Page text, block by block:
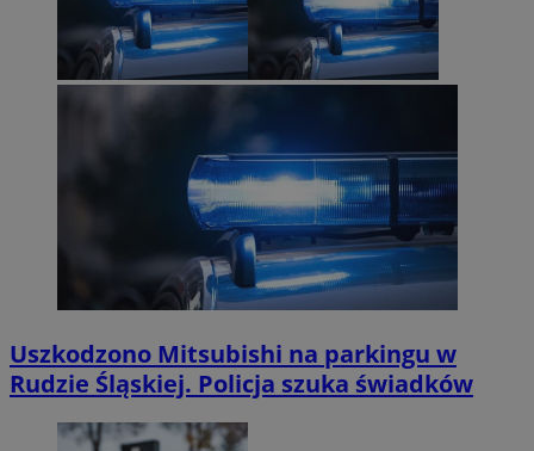
Uszkodzono Mitsubishi na parkingu w
Rudzie Śląskiej. Policja szuka świadków